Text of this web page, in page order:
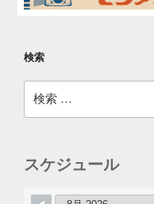
検索
索:
スケジュール